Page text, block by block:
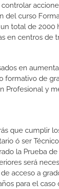
del curso
total de 2000
en centros de
en
formativo de
y
que cumplir
ó ser
la Prueba
será
acceso a
para el